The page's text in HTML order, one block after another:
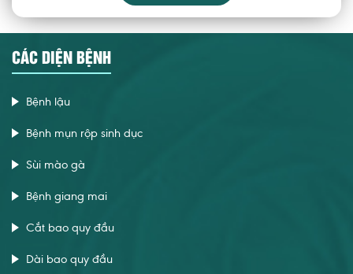
CÁC DIỆN BỆNH
Bệnh lậu
Bệnh mụn rộp sinh dục
Sùi mào gà
Bệnh giang mai
Cắt bao quy đầu
Dài bao quy đầu